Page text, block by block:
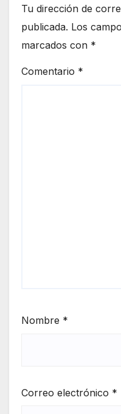
Tu dirección de
publicada. Los
marcados con *
Comentario *
Nombre *
Correo electrónico *